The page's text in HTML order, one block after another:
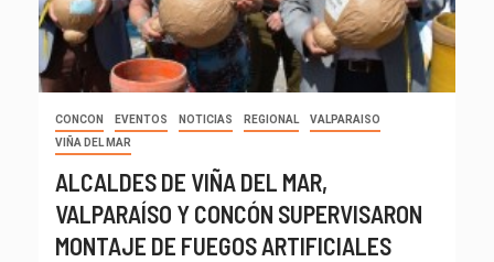
CONCON EVENTOS NOTICIAS REGIONAL
VALPARAISO
VIÑA DEL MAR
ALCALDES DE VIÑA DEL MAR,
VALPARAÍSO Y CONCÓN SUPERVISARON
MONTAJE DE FUEGOS ARTIFICIALES